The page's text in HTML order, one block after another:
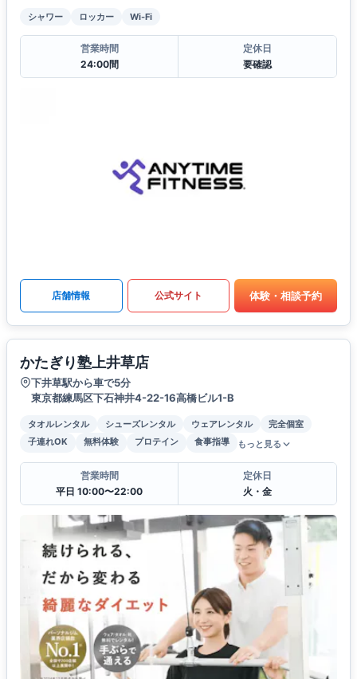
シャワー ロッカー Wi-Fi
営業時間
24:00間
定休日
要確認
店舗情報 公式サイト 体験・相談予約
かたぎり塾上井草店
下井草駅から車で5分
東京都練馬区下石神井4-22-16高橋ビル1-B
タオルレンタル シューズレンタル ウェアレンタル
完全個室
子連れOK
無料体験 プロテイン 食事指導 もっと見る
営業時間
平日 10:00〜22:00
定休日
火・金